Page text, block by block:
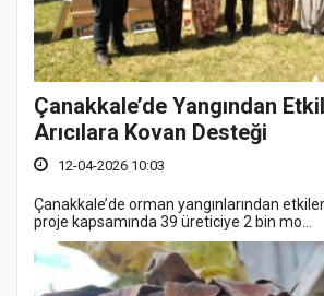
Çanakkale’de Yangından
Arıcılara Kovan Desteği
12-04-2026 10:03
Çanakkale’de orman yangınlarından
proje kapsamında 39 üreticiye 2 bin mo...